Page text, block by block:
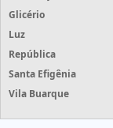
Glicério
Luz
República
Santa Efigênia
Vila Buarque